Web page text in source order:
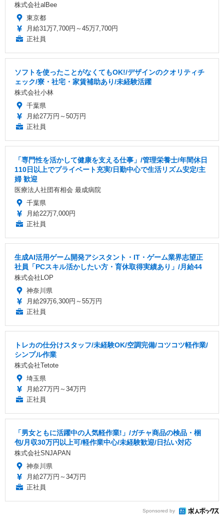
株式会社alBee
東京都
月給31万7,700円～45万7,700円
正社員
ソフトを使ったことがなくてもOK!/デザインのクオリティチ
ェック/寮・社宅・家賃補助あり/未経験活躍
株式会社小林
千葉県
月給27万円～50万円
正社員
「専門性を活かして健康を支える仕事」/管理栄養士/年間休日
110日以上でプライベート充実/日勤中心で生活リズム安定/主
婦 歓迎
医療法人社団有相会 最成病院
千葉県
月給22万7,000円
正社員
生成AI活用ゲーム開発アシスタント・IT・ゲーム業界志望正
社員「PCスキル活かしたい方・育休取得実績あり」/月給44
株式会社LOP
神奈川県
月給29万6,300円～55万円
正社員
トレカの仕分けスタッフ/未経験OK/空調完備/コツコツ軽作業/
シンプル作業
株式会社Tetote
埼玉県
月給27万円～34万円
正社員
「男女ともに活躍中の人気軽作業!」/ガチャ商品の検品・梱
包/月収30万円以上可/軽作業中心/未経験歓迎/日払い対応
株式会社SNJAPAN
神奈川県
月給27万円～34万円
正社員
Sponsored by